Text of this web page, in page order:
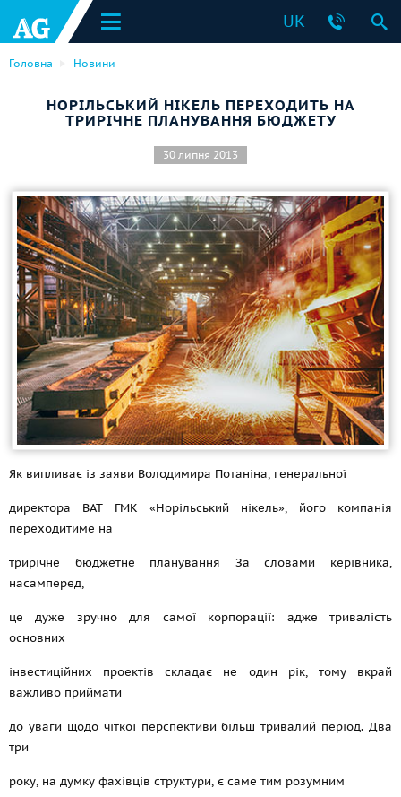
UK
Головна Новини
НОРІЛЬСЬКИЙ НІКЕЛЬ ПЕРЕХОДИТЬ НА
ТРИРІЧНЕ ПЛАНУВАННЯ БЮДЖЕТУ
30 липня 2013
Як випливає із заяви Володимира Потаніна, генеральної
директора ВАТ ГМК «Норільський нікель», його компанія
переходитиме на
трирічне бюджетне планування За словами керівника,
насамперед,
це дуже зручно для самої корпорації: адже тривалість
основних
інвестиційних проектів складає не один рік, тому вкрай
важливо приймати
до уваги щодо чіткої перспективи більш тривалий період. Два
три
року, на думку фахівців структури, є саме тим розумним